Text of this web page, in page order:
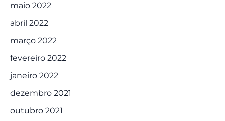
maio 2022
abril 2022
março 2022
fevereiro 2022
janeiro 2022
dezembro 2021
outubro 2021